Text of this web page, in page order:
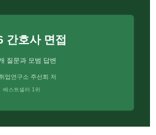
간호사 면접
질문과 모범 답변
업연구소 주선희 저
베스트셀러 1위